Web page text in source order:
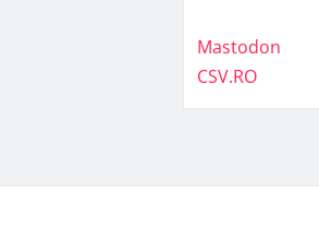
Mastodon
CSV.RO